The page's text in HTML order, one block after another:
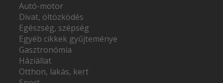
Autó-motor
Divat, öltözködés
Egészség, szépség
Egyéb cikkek gyűjteménye
Gasztronómia
Háziállat
Otthon, lakás, kert